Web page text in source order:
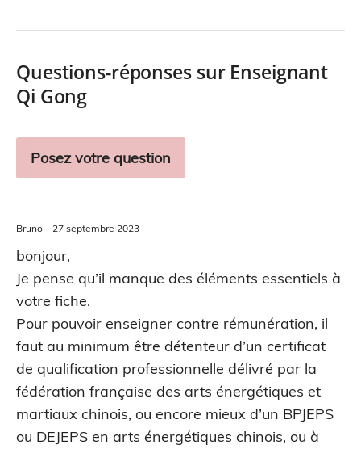
Questions-réponses sur Enseignant
Qi Gong
Posez votre question
Bruno 27 septembre 2023
bonjour,
Je pense qu’il manque des éléments essentiels à
votre fiche.
Pour pouvoir enseigner contre rémunération, il
faut au minimum être détenteur d’un certificat
de qualification professionnelle délivré par la
fédération française des arts énergétiques et
martiaux chinois, ou encore mieux d’un BPJEPS
ou DEJEPS en arts énergétiques chinois, ou à